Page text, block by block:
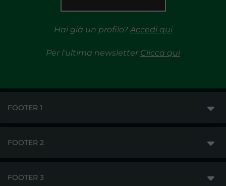
Hai già un profilo? Accedi qui
Per l'ultima newsletter Clicca qui
FOOTER 1
FOOTER 2
FOOTER 3